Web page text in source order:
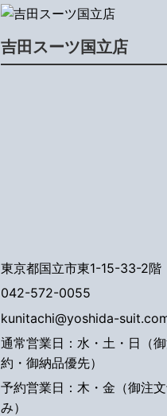
吉田スーツ国立店
東京都国立市東1-15-33-2階
042-572-0055
kunitachi@yoshida-
通常営業日：水・土・日（
約・御納品優先）
予約営業日：木・金（御注
み）